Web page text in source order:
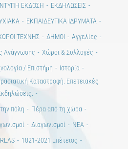
ΕΚΔΟΣΗ
ΕΚΔΗΛΩΣΕΙΣ
ΕΚΠΑΙΔΕΥΤΙΚΑ ΙΔΡΥΜΑΤΑ
ΤΕΧΝΗΣ ΔΗΜΟΙ
Αγγελίες
Ανάγνωσης
Χώροι & Συλλογές
/ Επιστήμη
Ιστορία
Καταστροφή. Επετειακές
πόλη
Πέρα από τη χώρα
Διαγωνισμοί
ΝΕΑ
1821-2021 Επέτειος